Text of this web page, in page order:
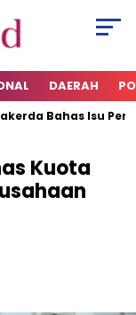
DAERAH
Bahas Isu
Kuota